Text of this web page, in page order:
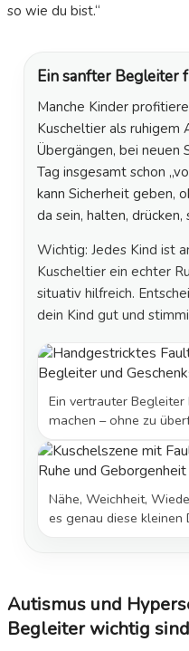
so wie du bist.“
Ein sanfter Begleiter
Manche Kinder
Kuscheltier als ruhigem
Übergängen, bei neuen
Tag insgesamt schon
kann Sicherheit geben,
da sein, halten, drücken,
Wichtig: Jedes Kind ist
Kuscheltier ein echter
situativ hilfreich.
dein Kind gut und
Ein vertrauter
machen – ohne zu
Nähe, Weichheit,
es genau diese kleinen
Autismus und
Begleiter wichtig sind